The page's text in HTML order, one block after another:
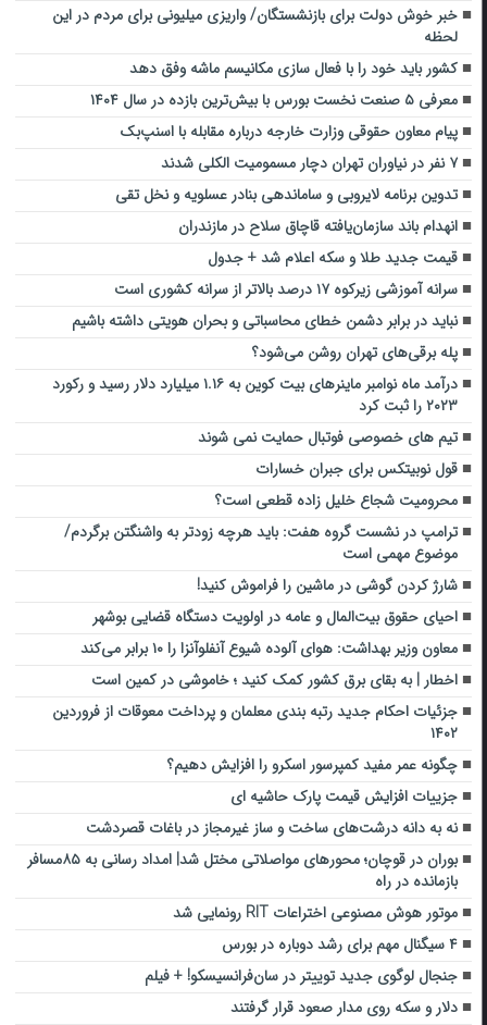
خبر خوش دولت برای بازنشستگان/ واریزی میلیونی برای مردم در این
لحظه
کشور باید خود را با فعال سازی مکانیسم ماشه وفق دهد
معرفی ۵ صنعت نخست بورس با بیش‌ترین بازده در سال ۱۴۰۴
پیام معاون حقوقی وزارت خارجه درباره مقابله با اسنپ‌بک
۷ نفر در نیاوران تهران دچار مسمومیت الکلی شدند
تدوین برنامه لایروبی و ساماندهی بنادر عسلویه و نخل تقی
انهدام باند سازمان‌یافته قاچاق سلاح در مازندران
قیمت جدید طلا و سکه اعلام شد + جدول
سرانه آموزشی زیرکوه ۱۷ درصد بالاتر از سرانه کشوری است
نباید در برابر دشمن خطای محاسباتی و بحران هویتی داشته باشیم
پله برقی‌های تهران روشن می‌شود؟
درآمد ماه نوامبر ماینرهای بیت کوین به ۱.۱۶ میلیارد دلار رسید و رکورد
۲۰۲۳ را ثبت کرد
تیم ‌های خصوصی فوتبال حمایت نمی ‌شوند
قول نوبیتکس برای جبران خسارات
محرومیت شجاع خلیل زاده قطعی است؟
ترامپ در نشست گروه هفت: باید هرچه زودتر به واشنگتن برگردم/
موضوع مهمی است
شارژ کردن گوشی در ماشین را فراموش کنید!
احیای حقوق بیت‌المال و عامه در اولویت دستگاه قضایی بوشهر
معاون وزیر بهداشت: هوای آلوده شیوع آنفلوآنزا را ۱۰ برابر می‌کند
اخطار | به بقای برق کشور کمک کنید ؛ خاموشی در کمین است
جزئیات احکام جدید رتبه بندی معلمان و پرداخت معوقات از فروردین
۱۴۰۲
چگونه عمر مفید کمپرسور اسکرو را افزایش دهیم؟
جزییات افزایش قیمت پارک حاشیه ای
نه به دانه درشت‌های ساخت و ساز غیرمجاز در باغات قصردشت
بوران در قوچان؛ محورهای مواصلاتی مختل شد| امداد رسانی به ۸۵مسافر
بازمانده در راه
موتور هوش مصنوعی اختراعات RIT رونمایی شد
۴ سیگنال مهم برای رشد دوباره در بورس
جنجال لوگوی جدید توییتر در سان‌فرانسیسکو! + فیلم
دلار و سکه روی مدار صعود قرار گرفتند